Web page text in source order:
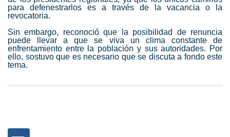
para defenestrarlos es a través de la vacancia o la
revocatoria.
Sin embargo, reconoció que la posibilidad de renuncia
puede llevar a que se viva un clima constante de
enfrentamiento entre la población y sus autoridades. Por
ello, sostuvo que es necesario que se discuta a fondo este
tema.